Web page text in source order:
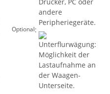
Optional: